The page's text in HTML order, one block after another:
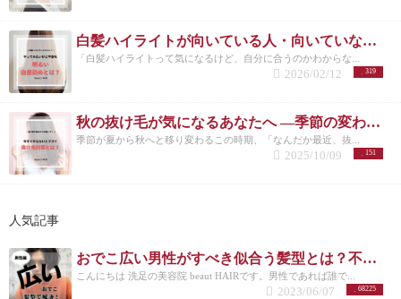
白髪ハイライトが向いている人・向いていない人｜後悔しない選び方 洗足
「白髪ハイライトって気になるけど、自分に合うのかわからな...
319
2026/02/12
秋の抜け毛が気になるあなたへ ―季節の変わり目に必要な頭皮ケアとは―
季節が夏から秋へと移り変わるこの時期、「なんだか最近、抜...
151
2025/10/09
人気記事
おでこ広い男性がすべき似合う髪型とは？不向きなメンズスタイルも紹介！
こんにちは 洗足の美容院 beaut HAIRです。男性であれば誰で...
68225
2023/06/07